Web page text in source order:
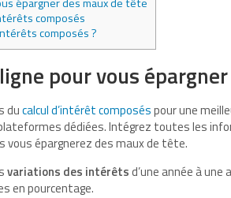
composés
composés ?
pour vous
ducalcul d’intérêt composéspour une
dédiées. Intégrez toutes les
vous épargnerez des maux de tête.
variations des intérêtsd’une année à
en pourcentage.